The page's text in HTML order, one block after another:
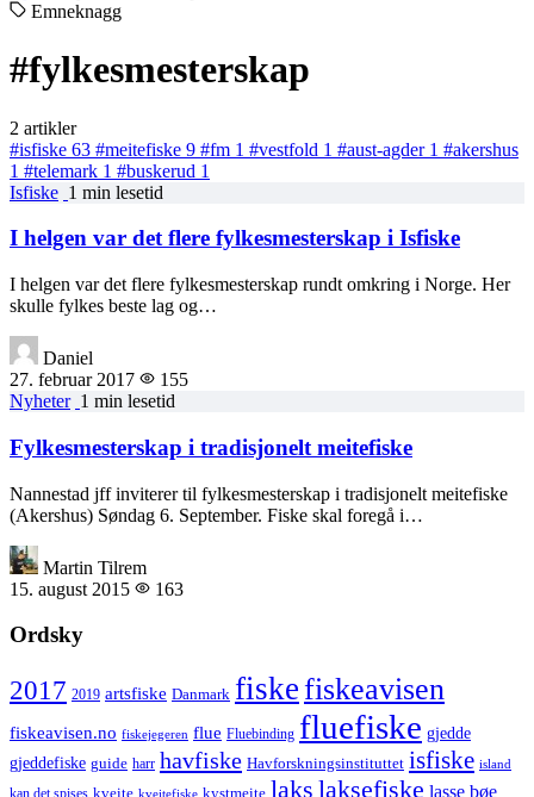
Emneknagg
#fylkesmesterskap
2 artikler
#isfiske 63 #meitefiske 9 #fm 1 #vestfold 1 #aust-agder 1 #akershus
1 #telemark 1 #buskerud 1
Isfiske 1 min lesetid
I helgen var det flere fylkesmesterskap i Isfiske
I helgen var det flere fylkesmesterskap rundt omkring i Norge. Her
skulle fylkes beste lag og…
Daniel
27. februar 2017
155
Nyheter 1 min lesetid
Fylkesmesterskap i tradisjonelt meitefiske
Nannestad jff inviterer til fylkesmesterskap i tradisjonelt meitefiske
(Akershus) Søndag 6. September. Fiske skal foregå i…
Martin Tilrem
15. august 2015
163
Ordsky
2017 2019 artsfiske Danmark fiskefiskeavisen
fiskeavisen.no fiskejegeren flue Fluebinding fluefiske gjedde
gjeddefiske guide harr havfiske Havforskningsinstituttet isfiske island
kan det spises kveite kveitefiske kystmeite laks laksefiske lasse bøe